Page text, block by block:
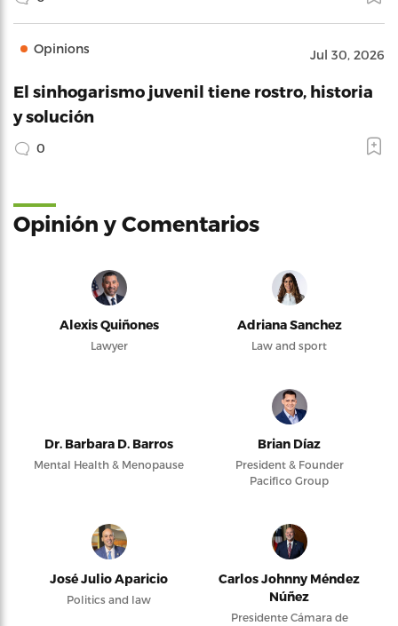
Opinions Jul 30, 2026
El sinhogarismo juvenil tiene rostro, historia
y solución
0
Opinión y Comentarios
Alexis Quiñones
Lawyer
Adriana Sanchez
Law and sport
Dr. Barbara D. Barros
Mental Health & Menopause
Brian Díaz
President & Founder
Pacifico Group
José Julio Aparicio
Politics and law
Carlos Johnny Méndez
Núñez
Presidente Cámara de